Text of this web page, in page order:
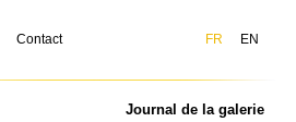
Contact FR EN
Journal de la galerie